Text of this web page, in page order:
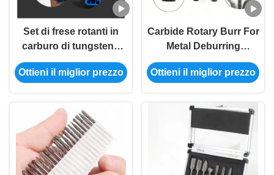
Set di frese rotanti in
carburo di tungsteno
Hartmetallfräser Fresas
Carburo Fraises
Ottieni il miglior prezzo
Carbide Rotary Burr For
Metal Deburring
Borfresi per la
rimozione di pregiudizi
Ottieni il miglior prezzo